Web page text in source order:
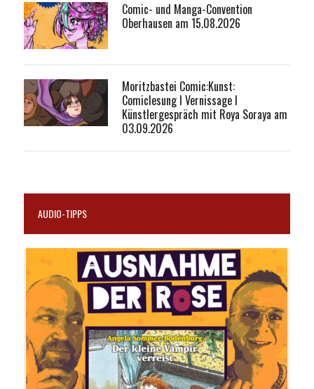
Comic- und Manga-Convention
Oberhausen am 15.08.2026
Moritzbastei Comic:Kunst:
Comiclesung I Vernissage I
Künstlergespräch mit Roya Soraya am
03.09.2026
AUDIO-TIPPS